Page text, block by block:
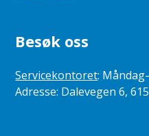
Besøk oss
Servicekontoret:
Adresse: Dalevegen 6,